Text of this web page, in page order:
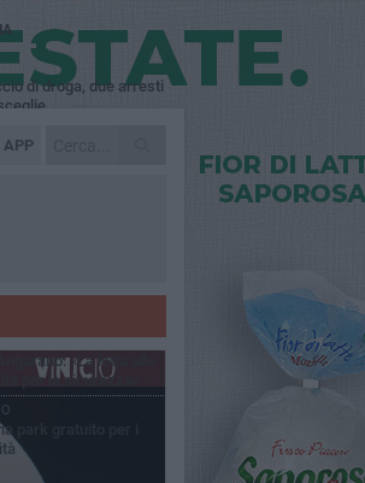
APP
di droga, due arresti
di Bisceglie
nella notte in via Dieta
«La lotta allo
per la sicurezza»
park gratuito per i